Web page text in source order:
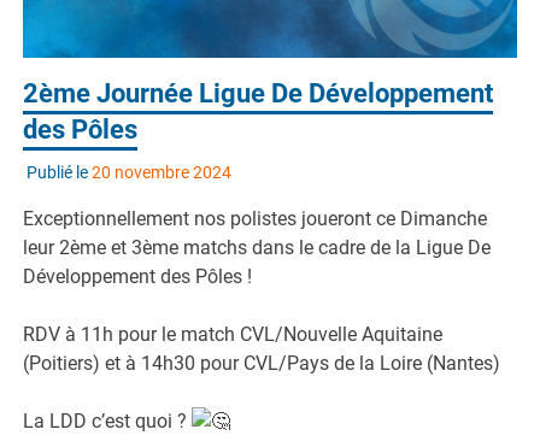
2ème Journée Ligue De Développement
des Pôles
Publié le20 novembre 2024
Exceptionnellement nos polistes joueront ce Dimanche
leur 2ème et 3ème matchs dans le cadre de la Ligue De
Développement des Pôles !
RDV à 11h pour le match CVL/Nouvelle Aquitaine
(Poitiers) et à 14h30 pour CVL/Pays de la Loire (Nantes)
La LDD c’est quoi ?